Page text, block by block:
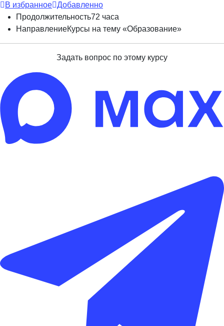
В избранное Добавленно
Продолжительность72 часа
НаправлениеКурсы на тему «Образование»
Задать вопрос по этому курсу